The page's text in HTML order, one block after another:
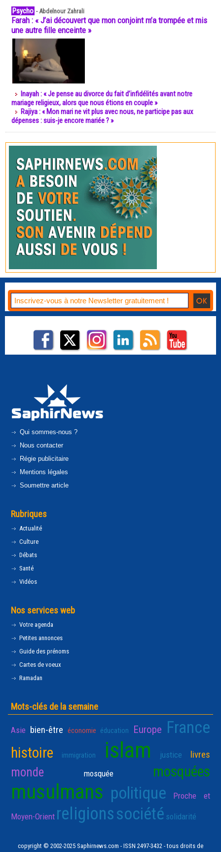
Psycho -Abdelnour Zahrali
Farah : « J’ai découvert que mon conjoint m’a trompée et mis
une autre fille enceinte »
Inayah : « Je pense au divorce du fait d’infidélités avant notre
mariage religieux, alors que nous étions en couple »
Rajiya : « Mon mari ne vit plus avec nous, ne participe pas aux
dépenses : suis-je encore mariée ? »
Qui sommes-nous ?
Nous contacter
Régie publicitaire
Mentions légales
Soumettre article
Rubriques
Actualité
Culture
Débats
Santé
Vidéos
Nos services web
Votre agenda
Petites annonces
Guide des prénoms
Cartes de voeux
Ramadan
Mots-clés de la semaine
Asie bien-être économie éducation Europe France
histoire immigration islam justice livres
monde mosquée mosquées
musulmans politique Proche et
Moyen-Orient religionssociété solidarité
copyright © 2002-2025 Saphirnews.com - ISSN 2497-3432 - tous droits de